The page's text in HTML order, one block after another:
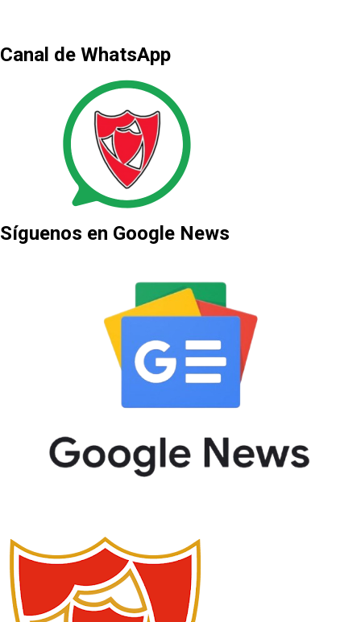
Canal de WhatsApp
Síguenos en Google News